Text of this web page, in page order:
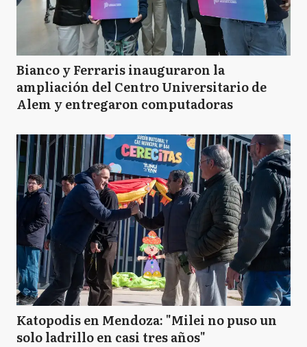
Bianco y Ferraris inauguraron la
ampliación del Centro Universitario de
Alem y entregaron computadoras
Katopodis en Mendoza: "Milei no puso un
solo ladrillo en casi tres años"